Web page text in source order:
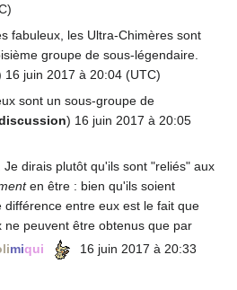
fabuleux, les Ultra-Chimères sont
groupe de sous-légendaire.
16 juin 2017 à 20:04 (UTC)
sont un sous-groupe de
) 16 juin 2017 à 20:05
dirais plutôt qu'ils sont "reliés" aux
en être : bien qu'ils soient
différence entre eux est le fait que
ne peuvent être obtenus que par
miqui
16 juin 2017 à 20:33